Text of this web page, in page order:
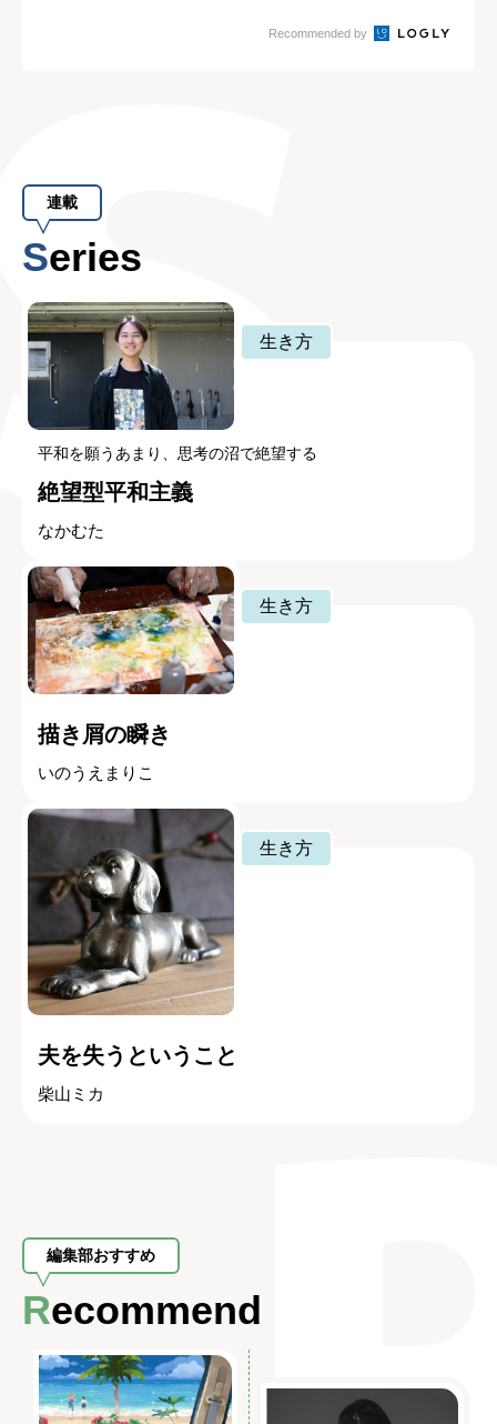
Recommended by
連載
Series
生き方
平和を願うあまり、思考の沼で絶望する
絶望型平和主義
なかむた
生き方
描き屑の瞬き
いのうえまりこ
生き方
夫を失うということ
柴山ミカ
編集部おすすめ
Recommend